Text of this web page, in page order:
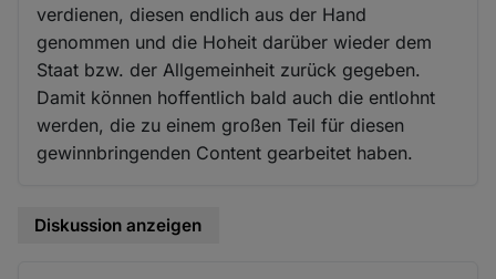
verdienen, diesen endlich aus der Hand
genommen und die Hoheit darüber wieder dem
Staat bzw. der Allgemeinheit zurück gegeben.
Damit können hoffentlich bald auch die entlohnt
werden, die zu einem großen Teil für diesen
gewinnbringenden Content gearbeitet haben.
Diskussion anzeigen